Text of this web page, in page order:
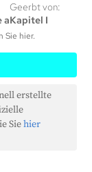
a
Geerbt von:
Kapitel I
Sie hier.
die
erstellte
Siehier